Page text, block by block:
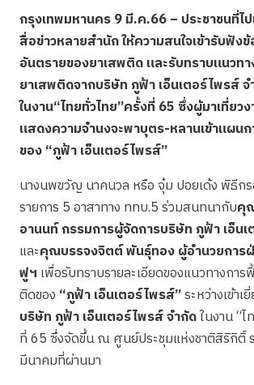
กรุงเทพมหานคร9มี.ค.66– ประชาชนที่ไ
สื่อข่าวหลายสำนัก ให้ความสนใจเข้ารับฟั
อันตรายของยาเสพติด และรับทราบแนวท
ยาเสพติดจากบริษัท ภูฟ้า เอ็นเตอร์ไพรส์ จ
ในงาน“ไทยทั่วไทย”ครั้งที่65 ซึ่งผู้มาเที่ยว
แสดงความจำนงจะพาบุตร-หลานเข้าแผน
ของ “ภูฟ้า เอ็นเตอร์ไพรส์”
นางนพขวัญ นาคนวล หรือ จุ๋ม ปอยเด้ง พิธีก
รายการ 5 อาสาทาง ททบ.5 ร่วมสนทนากับคุ
อานนท์ กรรมการผู้จัดการบริษัท ภูฟ้า เอ็น
และคุณบรรจงจิตต์ พันธุ์ทอง ผู้อำนวยการ
ฟูฯ เพื่อรับทราบรายละเอียดของแนวทางกา
ติดของ “ภูฟ้า เอ็นเตอร์ไพรส์”ระหว่างเข้า
บริษัท ภูฟ้า เอ็นเตอร์ไพรส์ จำกัดในงาน “ไ
ที่ 65 ซึ่งจัดขึ้น ณ ศูนย์ประชุมแห่งชาติสิริกิติ์
มีนาคมที่ผ่านมา